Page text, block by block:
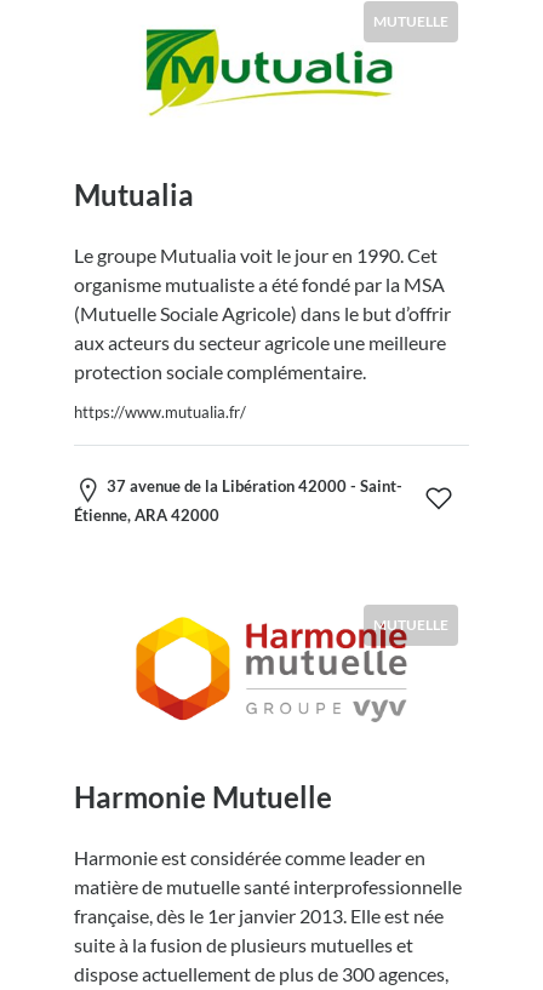
MUTUELLE
Mutualia
Le groupe Mutualia voit le jour en 1990. Cet
organisme mutualiste a été fondé par la MSA
(Mutuelle Sociale Agricole) dans le but d’offrir
aux acteurs du secteur agricole une meilleure
protection sociale complémentaire.
https://www.mutualia.fr/
37 avenue de la Libération 42000 - Saint-
Étienne, ARA 42000
MUTUELLE
Harmonie Mutuelle
Harmonie est considérée comme leader en
matière de mutuelle santé interprofessionnelle
française, dès le 1er janvier 2013. Elle est née
suite à la fusion de plusieurs mutuelles et
dispose actuellement de plus de 300 agences,